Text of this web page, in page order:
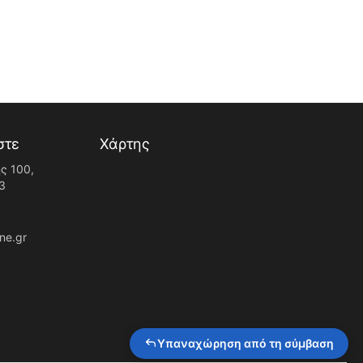
100,
Χάρτης
Υπαναχώρηση από τη σύμβαση